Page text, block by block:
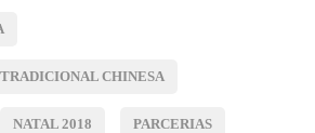
CHINESA
NATAL 2018 PARCERIAS